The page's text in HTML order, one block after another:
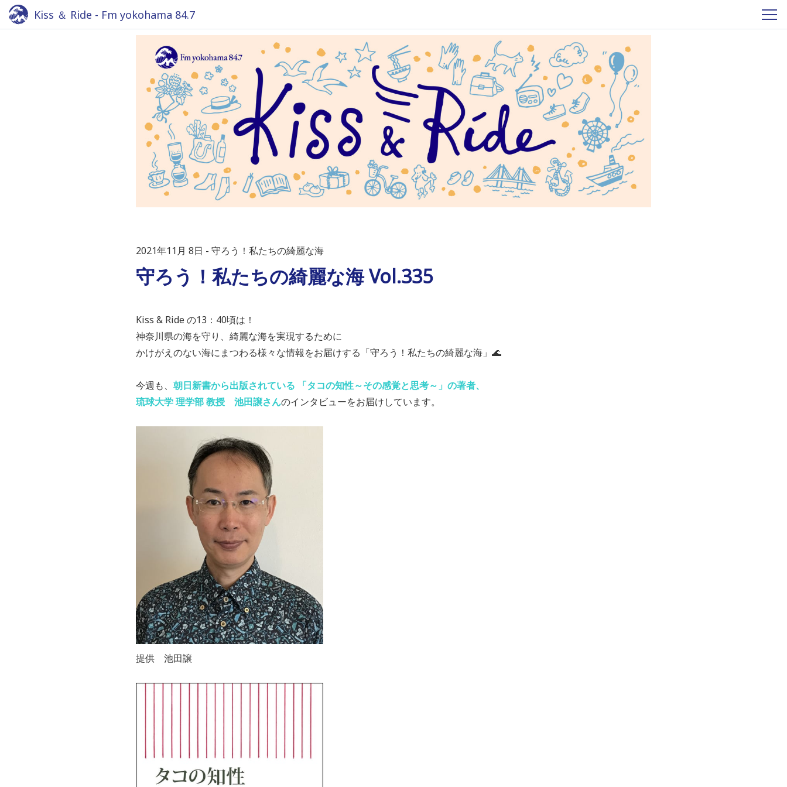
Kiss ＆ Ride - Fm yokohama 84.7
2021年11月 8日 守ろう！私たちの綺麗な海
守ろう！私たちの綺麗な海 Vol.335
Kiss & Ride の13：40頃は！
神奈川県の海を守り、綺麗な海を実現するために
かけがえのない海にまつわる様々な情報をお届けする「守ろう！私たちの綺麗な海」🌊
今週も、 朝日新書から出版されている 「タコの知性～その感覚と思考～」の著者、
琉球大学 理学部 教授 池田譲さんのインタビューをお届けしています。
提供 池田譲